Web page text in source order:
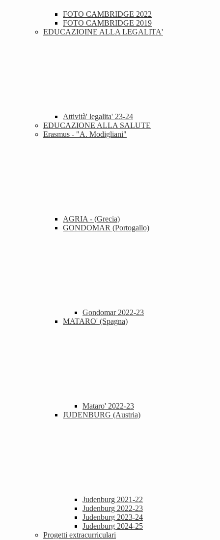
FOTO CAMBRIDGE 2022
FOTO CAMBRIDGE 2019
EDUCAZIOINE ALLA LEGALITA'
Attività' legalita' 23-24
EDUCAZIONE ALLA SALUTE
Erasmus - "A. Modigliani"
AGRIA - (Grecia)
GONDOMAR (Portogallo)
Gondomar 2022-23
MATARO' (Spagna)
Mataro' 2022-23
JUDENBURG (Austria)
Judenburg 2021-22
Judenburg 2022-23
Judenburg 2023-24
Judenburg 2024-25
Progetti extracurriculari